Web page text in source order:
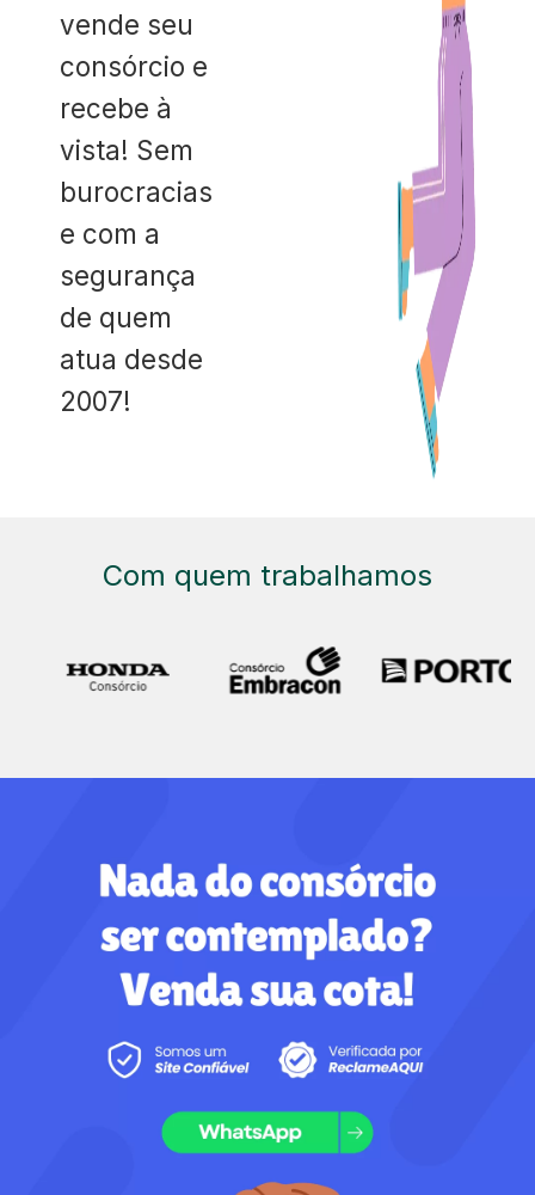
vende seu
consórcio e
recebe à
vista! Sem
burocracias
e com a
segurança
de quem
atua desde
2007!
Com quem trabalhamos